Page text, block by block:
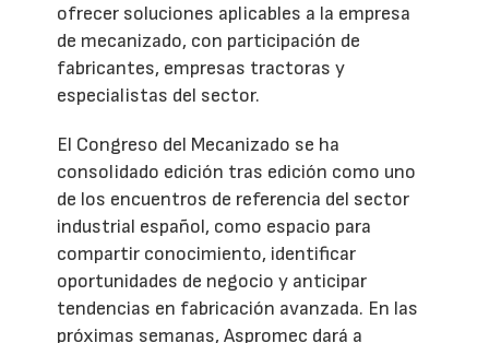
ofrecer soluciones aplicables a la empresa
de mecanizado, con participación de
fabricantes, empresas tractoras y
especialistas del sector.
El Congreso del Mecanizado se ha
consolidado edición tras edición como uno
de los encuentros de referencia del sector
industrial español, como espacio para
compartir conocimiento, identificar
oportunidades de negocio y anticipar
tendencias en fabricación avanzada. En las
próximas semanas, Aspromec dará a